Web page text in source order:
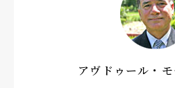
アヴドゥール・